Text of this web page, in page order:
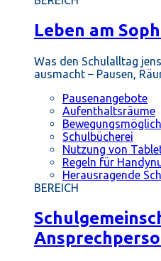
Leben am
Was den Schulalltag
ausmacht – Pausen,
Pausenangebote
Aufenthaltsräume
Schulbücherei
Nutzung von
Regeln für
Herausragende
BEREICH